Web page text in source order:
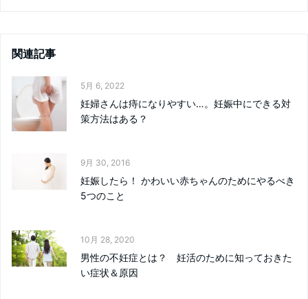
関連記事
5月 6, 2022
妊婦さんは痔になりやすい…。妊娠中にできる対
策方法はある？
9月 30, 2016
妊娠したら！ かわいい赤ちゃんのためにやるべき
5つのこと
10月 28, 2020
男性の不妊症とは？ 妊活のために知っておきた
い症状＆原因